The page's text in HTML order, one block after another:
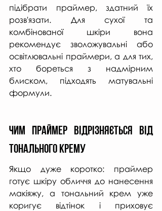
підібрати праймер, здатний їх
розв'язати. Для сухої та
комбінованої шкіри вона
рекомендує зволожувальні або
освітлювальні праймери, а для тих,
хто бореться з надмірним
блиском, підходять матувальні
формули.
Чим праймер відрізняється від
тонального крему
Якщо дуже коротко: праймер
готує шкіру обличчя до нанесення
макіяжу, а тональний крем уже
коригує відтінок і приховує